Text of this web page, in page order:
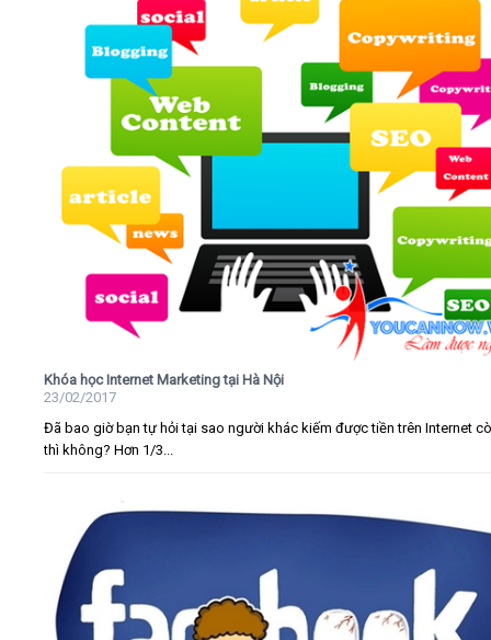
Khóa học Internet Marketing tại Hà Nội
23/02/2017
Đã bao giờ bạn tự hỏi tại sao người khác kiếm được tiền trên Internet
thì không? Hơn 1/3...